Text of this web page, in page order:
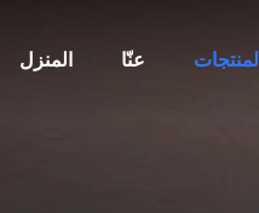
المنزل عنّا المنتجات